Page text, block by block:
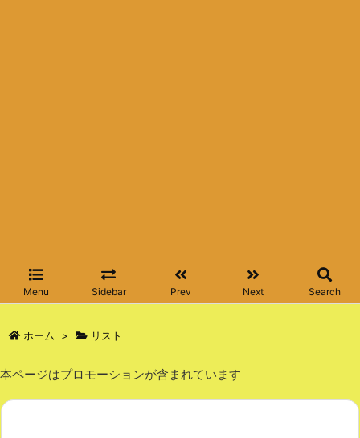
Menu Sidebar Prev Next Search
ホーム > リスト
本ページはプロモーションが含まれています